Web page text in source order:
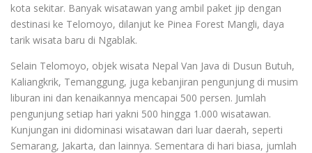
kota sekitar. Banyak wisatawan yang ambil paket jip dengan
destinasi ke Telomoyo, dilanjut ke Pinea Forest Mangli, daya
tarik wisata baru di Ngablak.
Selain Telomoyo, objek wisata Nepal Van Java di Dusun Butuh,
Kaliangkrik, Temanggung, juga kebanjiran pengunjung di musim
liburan ini dan kenaikannya mencapai 500 persen. Jumlah
pengunjung setiap hari yakni 500 hingga 1.000 wisatawan.
Kunjungan ini didominasi wisatawan dari luar daerah, seperti
Semarang, Jakarta, dan lainnya. Sementara di hari biasa, jumlah